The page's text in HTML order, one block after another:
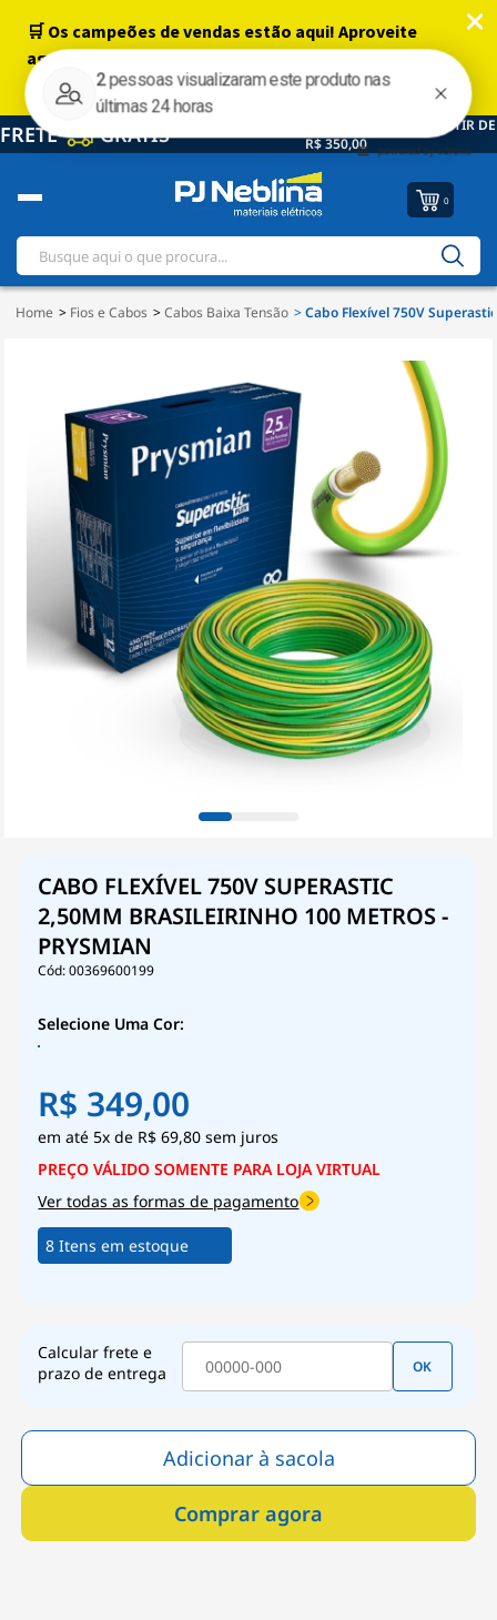
FRETE GRÁTIS
PARA GRANDE SÃO PAULO E CAPITAL A PARTIR DE
R$ 350,00
0
Home Fios e Cabos Cabos Baixa Tensão Cabo Flexível 750V
CABO FLEXÍVEL 750V SUPERASTIC
2,50MM BRASILEIRINHO 100 METROS -
PRYSMIAN
00369600199
Selecione Uma Cor:
R$ 349,00
5xde R$ 69,80 sem juros
Ver todas as formas de pagamento
8 Itens em estoque
Calcular frete e
prazo de entrega
OK
Adicionar à sacola
Comprar agora